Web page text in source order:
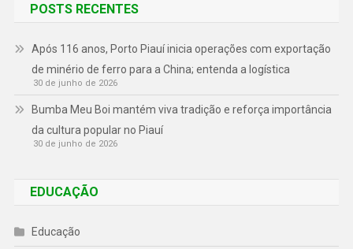
POSTS RECENTES
Após 116 anos, Porto Piauí inicia operações com exportação
de minério de ferro para a China; entenda a logística
30 de junho de 2026
Bumba Meu Boi mantém viva tradição e reforça importância
da cultura popular no Piauí
30 de junho de 2026
EDUCAÇÃO
Educação